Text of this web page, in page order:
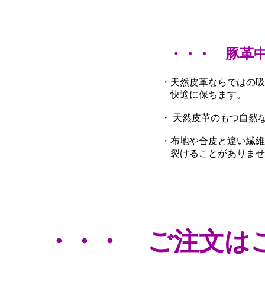
・・・ 豚革
・天然皮革ならではの
快適に保ちます。
・ 天然皮革のもつ自然
・布地や合皮と違い繊
裂けることがありま
・・・ ご注文は